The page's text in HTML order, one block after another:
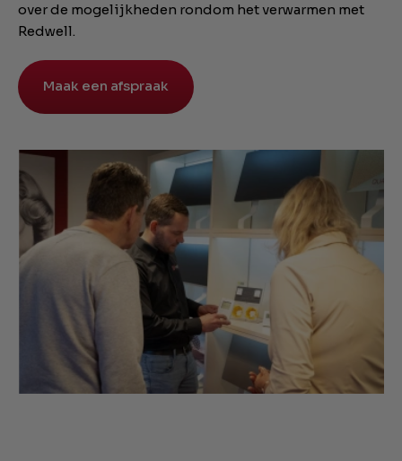
over de mogelijkheden rondom het verwarmen met
Redwell.
Maak een afspraak